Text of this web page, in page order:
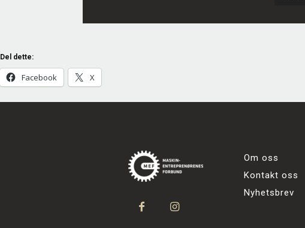
Del dette:
Facebook X
Om oss
Kontakt oss
Nyhetsbrev